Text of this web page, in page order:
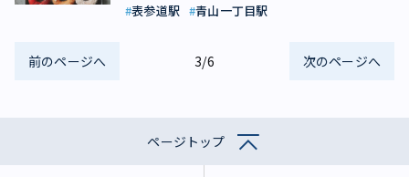
表参道駅
青山一丁目駅
前のページへ 3/6 次のページへ
ページトップ